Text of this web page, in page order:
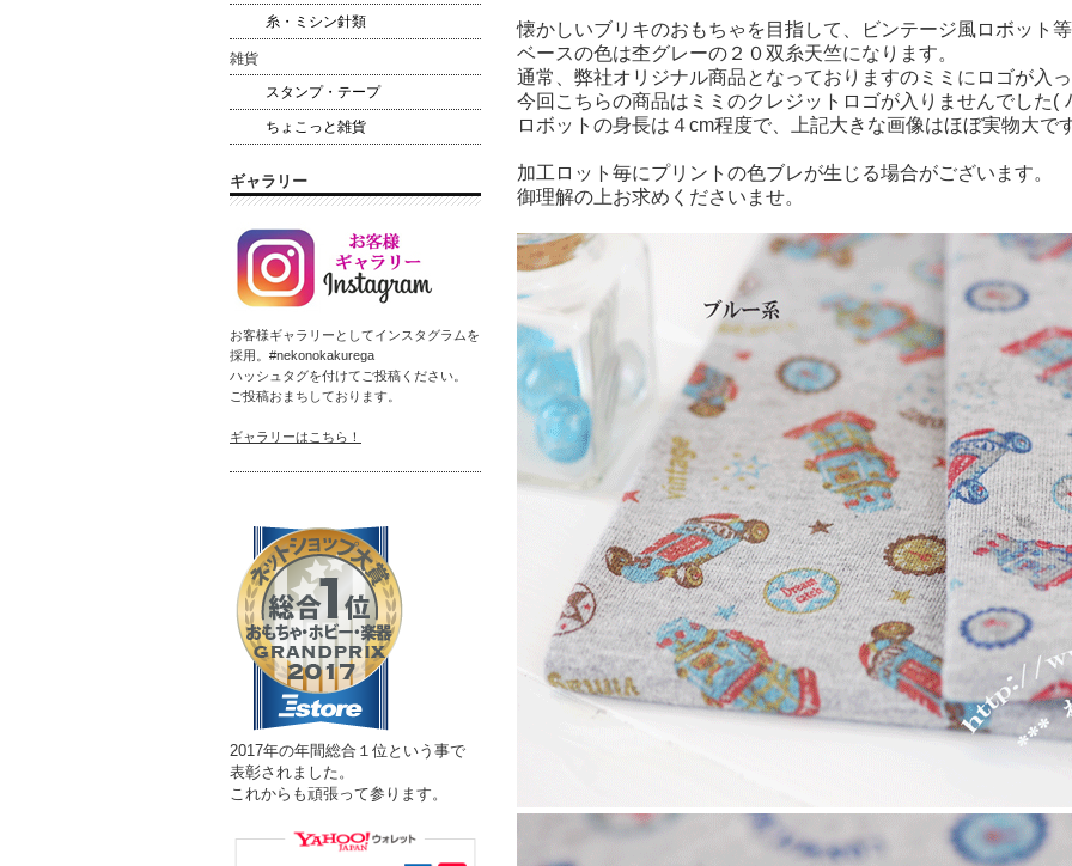
懐かしいブリキのおもちゃを目指して、ビンテージ風ロボット
ベースの色は杢グレーの２０双糸天竺になります。
通常、弊社オリジナル商品となっておりますのミミにロゴが入
今回こちらの商品はミミのクレジットロゴが入りませんでした(
ロボットの身長は４cm程度で、上記大きな画像はほぼ実物大で
加工ロット毎にプリントの色ブレが生じる場合がございます。
御理解の上お求めくださいませ。
糸・ミシン針類
雑貨
スタンプ・テープ
ちょこっと雑貨
ギャラリー
お客様ギャラリーとしてインスタグラムを
採用。#nekonokakurega
ハッシュタグを付けてご投稿ください。
ご投稿おまちしております。
ギャラリーはこちら！
2017年の年間総合１位という事で
表彰されました。
これからも頑張って参ります。